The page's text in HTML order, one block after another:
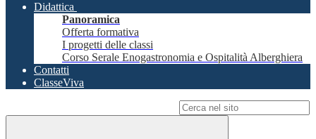
Didattica
Panoramica
Offerta formativa
I progetti delle classi
Corso Serale Enogastronomia e Ospitalità Alberghiera
Contatti
ClasseViva